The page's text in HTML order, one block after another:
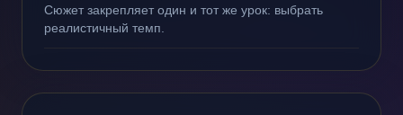
Сюжет закрепляет один и тот же урок: выбрать
реалистичный темп.